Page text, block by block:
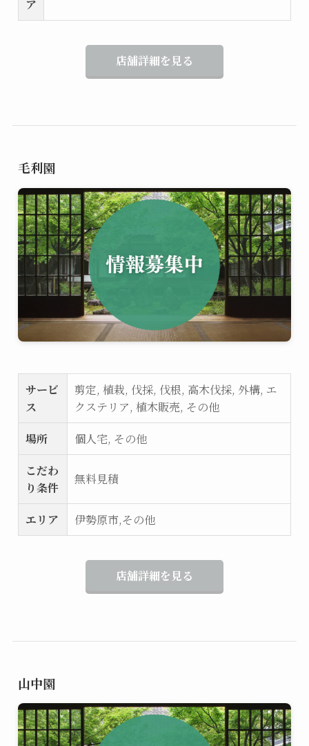
ア
店舗詳細を見る
毛利園
サービ
ス
剪定, 植栽, 伐採, 伐根, 高木伐採, 外構, エ
クステリア, 植木販売, その他
場所
個人宅, その他
こだわ
り条件
無料見積
エリア 伊勢原市,その他
店舗詳細を見る
山中園